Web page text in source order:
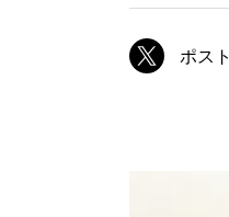
職人の技能・技巧ポスト